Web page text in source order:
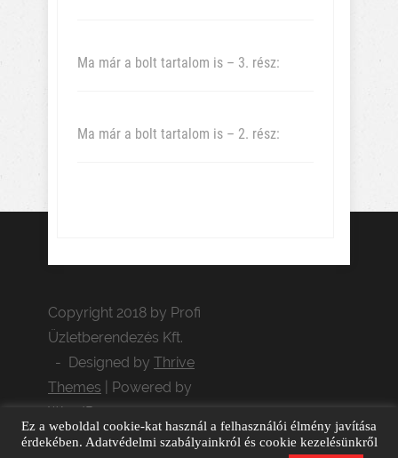
Ma már a bolt tartalom is – 3. rész:
Ma már a bolt tartalom is – 2. rész:
Copyright 2018 by Profi
Üzletberendezés Kft.
- Designed by Thrive
Themes | Powered by
WordPress
Adatvédelem
GDPR adatkérés
Ez a weboldal cookie-kat használ a felhasználói élmény javítása
érdekében. Adatvédelmi szabályainkról és cookie kezelésünkről